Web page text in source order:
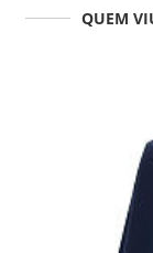
QUEM